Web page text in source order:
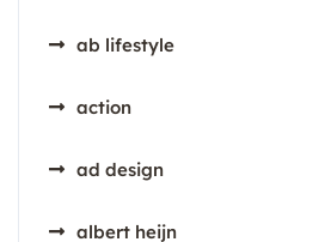
ab lifestyle
action
ad design
albert heijn